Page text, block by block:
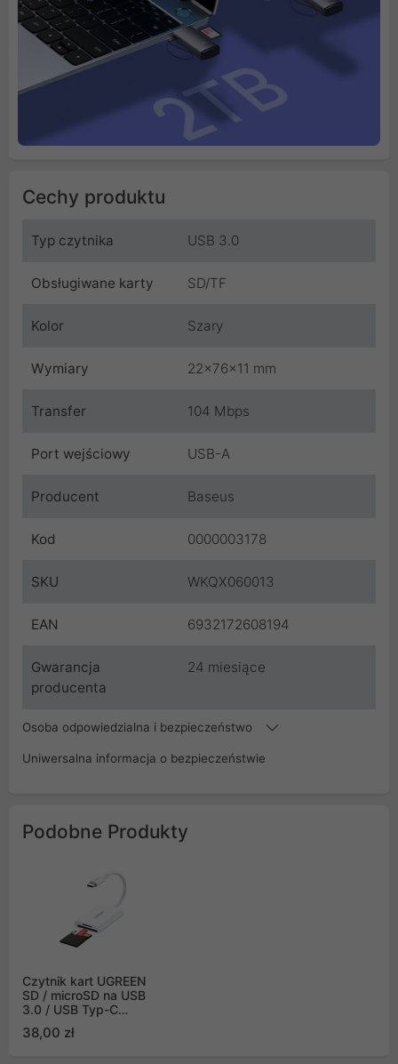
Cechy produktu
Typ czytnika USB 3.0
Obsługiwane karty SD/TF
Kolor Szary
Wymiary 22x76x11 mm
Transfer 104 Mbps
Port wejściowy USB-A
Producent Baseus
Kod 0000003178
SKU WKQX060013
EAN 6932172608194
Gwarancja
producenta
24 miesiące
Osoba odpowiedzialna i bezpieczeństwo
Uniwersalna informacja o bezpieczeństwie
Podobne Produkty
Czytnik kart UGREEN
SD / microSD na USB
3.0 / USB Typ-C
38,00 zł